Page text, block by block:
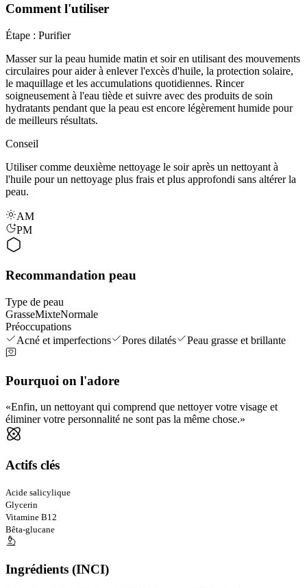
Comment l'utiliser
Étape : Purifier
Masser sur la peau humide matin et soir en utilisant des mouvements
circulaires pour aider à enlever l'excès d'huile, la protection solaire,
le maquillage et les accumulations quotidiennes. Rincer
soigneusement à l'eau tiède et suivre avec des produits de soin
hydratants pendant que la peau est encore légèrement humide pour
de meilleurs résultats.
Conseil
Utiliser comme deuxième nettoyage le soir après un nettoyant à
l'huile pour un nettoyage plus frais et plus approfondi sans altérer la
peau.
AM
PM
Recommandation peau
Type de peau
GrasseMixteNormale
Préoccupations
Acné et imperfections
Pores dilatés Peau grasse et brillante
Pourquoi on l'adore
Enfin, un nettoyant qui comprend que nettoyer votre visage et
éliminer votre personnalité ne sont pas la même chose.
Actifs clés
Acide salicylique
Glycerin
Vitamine B12
Bêta-glucane
Ingrédients (INCI)